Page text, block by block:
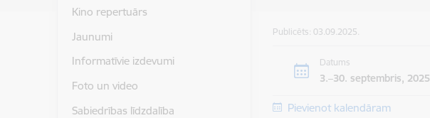
Kino repertuārs
Jaunumi
Informatīvie izdevumi
Foto un video
Sabiedrības līdzdalība
Publicēts: 03.09.2025.
Datums
3.–30. septembris, 2025
Pievienot kalendāram